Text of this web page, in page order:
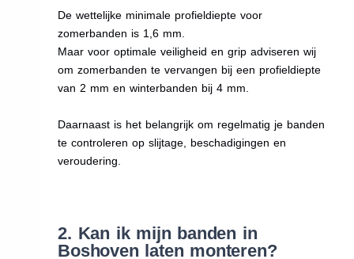
De wettelijke minimale profieldiepte voor
zomerbanden is 1,6 mm.
Maar voor optimale veiligheid en grip adviseren wij
om zomerbanden te vervangen bij een profieldiepte
van 2 mm en winterbanden bij 4 mm.
Daarnaast is het belangrijk om regelmatig je banden
te controleren op slijtage, beschadigingen en
veroudering.
2. Kan ik mijn banden in
Boshoven laten monteren?